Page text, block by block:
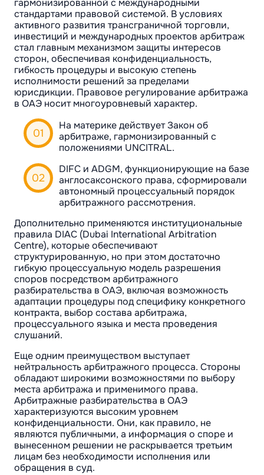
гармонизированной с международными
стандартами правовой системой. В условиях
активного развития трансграничной торговли,
инвестиций и международных проектов арбитраж
стал главным механизмом защиты интересов
сторон, обеспечивая конфиденциальность,
гибкость процедуры и высокую степень
исполнимости решений за пределами
юрисдикции. Правовое регулирование арбитража
в ОАЭ носит многоуровневый характер.
На материке действует Закон об
арбитраже, гармонизированный с
положениями UNCITRAL.
DIFC и ADGM, функционирующие на базе
англосаксонского права, сформировали
автономный процессуальный порядок
арбитражного рассмотрения.
Дополнительно применяются институциональные
правила DIAC (Dubai International Arbitration
Centre), которые обеспечивают
структурированную, но при этом достаточно
гибкую процессуальную модель разрешения
споров посредством арбитражного
разбирательства в ОАЭ, включая возможность
адаптации процедуры под специфику конкретного
контракта, выбор состава арбитража,
процессуального языка и места проведения
слушаний.
Еще одним преимуществом выступает
нейтральность арбитражного процесса. Стороны
обладают широкими возможностями по выбору
места арбитража и применимого права.
Арбитражные разбирательства в ОАЭ
характеризуются высоким уровнем
конфиденциальности. Они, как правило, не
являются публичными, а информация о споре и
вынесенном решении не раскрывается третьим
лицам без необходимости исполнения или
обращения в суд.